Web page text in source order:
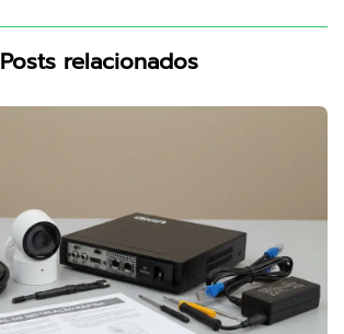
Posts relacionados